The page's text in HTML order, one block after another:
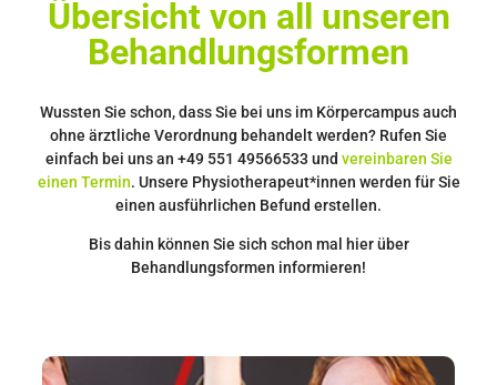
Übersicht von all unseren
Behandlungsformen
Wussten Sie schon, dass Sie bei uns im Körpercampus auch
ohne ärztliche Verordnung behandelt werden? Rufen Sie
einfach bei uns an +49 551 49566533 und vereinbaren Sie
einen Termin. Unsere Physiotherapeut*innen werden für Sie
einen ausführlichen Befund erstellen.
Bis dahin können Sie sich schon mal hier über
Behandlungsformen informieren!